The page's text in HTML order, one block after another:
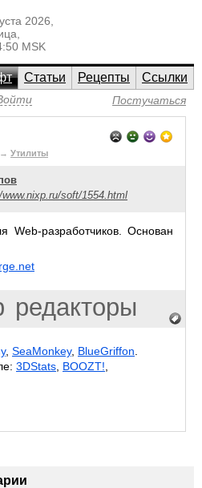
2026,
MSK
Статьи Рецепты
Ссылки
Постучаться
→ Утилиты
soft/1554.html
Web-разработчиков. Основан
редакторы
, SeaMonkey, BlueGriffon
3DStats BOOZT!